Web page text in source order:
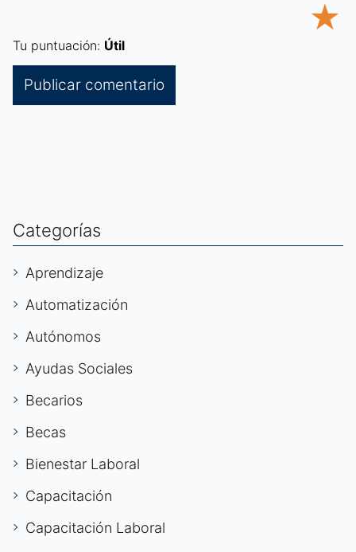
★
Tu puntuación: Útil
Categorías
Aprendizaje
Automatización
Autónomos
Ayudas Sociales
Becarios
Becas
Bienestar Laboral
Capacitación
Capacitación Laboral